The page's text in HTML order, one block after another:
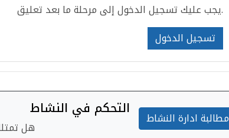
يجب عليك تسجيل الدخول إلى مرحلة ما بعد تعليق.
تسجيل الدخول
التحكم في النشاط
هل
مطالبة ادارة النشاط